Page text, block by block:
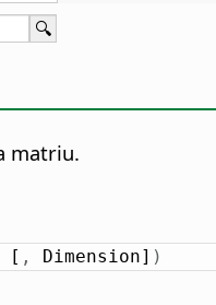
matriu.
[ , Dimension] )